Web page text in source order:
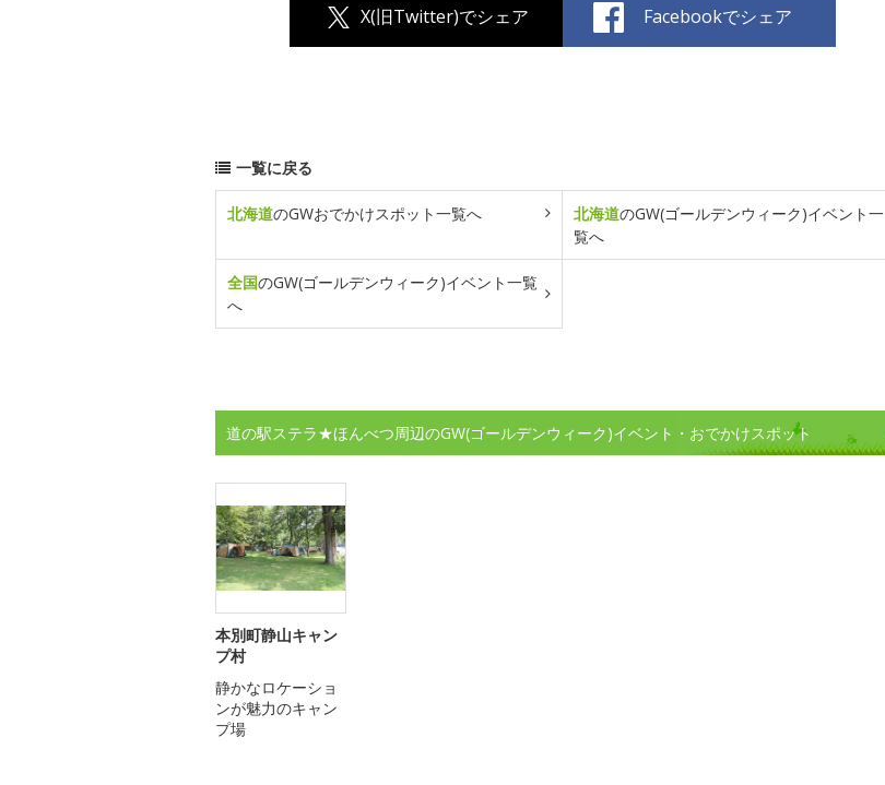
X(旧Twitter)でシェア Facebookでシェア
一覧に戻る
北海道のGWおでかけスポット一覧へ 北海道のGW(ゴールデンウィーク)イベント一
覧へ
全国のGW(ゴールデンウィーク)イベント一覧
へ
道の駅ステラ★ほんべつ周辺のGW(ゴールデンウィーク)イベント・おでかけスポット
本別町静山キャン
プ村
静かなロケーショ
ンが魅力のキャン
プ場